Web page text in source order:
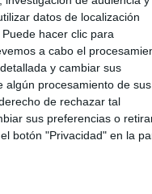
datos de localización
hacer clic para
a cabo el
y cambiar sus
algún procesamiento de sus
de rechazar tal
sus preferencias o
botón "Privacidad" en la